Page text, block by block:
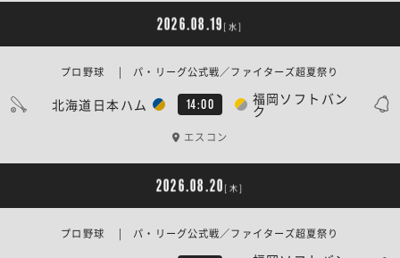
2026.08.19 [水]
北海道日本ハム 14:00 福岡ソフトバン
ク
プロ野球 | パ・リーグ公式戦／ファイターズ超夏祭り
エスコン
2026.08.20 [木]
プロ野球 | パ・リーグ公式戦／ファイターズ超夏祭り